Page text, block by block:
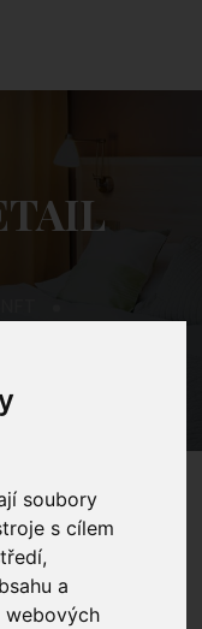
soubory
s cílem
a
webových